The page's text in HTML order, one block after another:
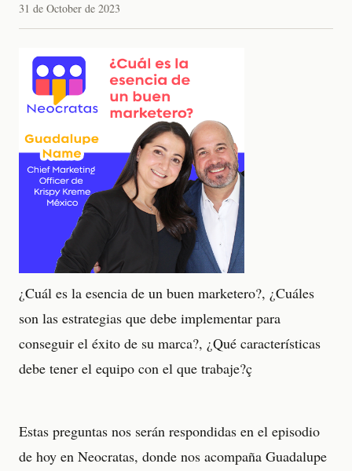
31 de October de 2023
¿Cuál es la esencia de un buen marketero?, ¿Cuáles
son las estrategias que debe implementar para
conseguir el éxito de su marca?, ¿Qué características
debe tener el equipo con el que trabaje?ç
Estas preguntas nos serán respondidas en el episodio
de hoy en Neocratas, donde nos acompaña Guadalupe